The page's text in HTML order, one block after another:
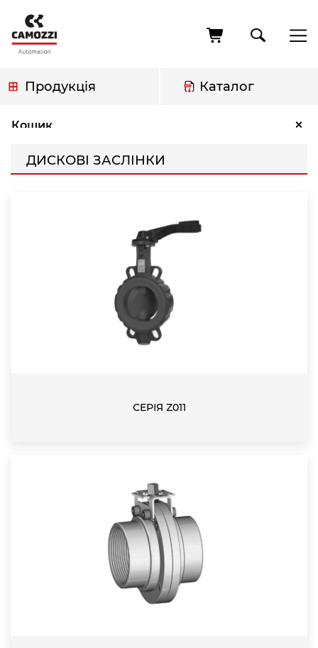
основного
вмісту
Продукція Каталог
Кошик ×
навіґації
ДИСКОВІ ЗАСЛІНКИ
СЕРІЯ Z011